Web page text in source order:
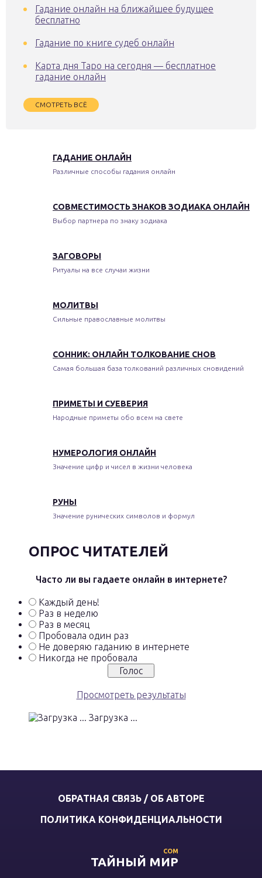
Гадание онлайн на ближайшее будущее
бесплатно
Гадание по книге судеб онлайн
Карта дня Таро на сегодня — бесплатное
гадание онлайн
СМОТРЕТЬ ВСЁ
ГАДАНИЕ ОНЛАЙН
Различные способы гадания онлайн
СОВМЕСТИМОСТЬ ЗНАКОВ ЗОДИАКА ОНЛАЙН
Выбор партнера по знаку зодиака
ЗАГОВОРЫ
Ритуалы на все случаи жизни
МОЛИТВЫ
Сильные православные молитвы
СОННИК: ОНЛАЙН ТОЛКОВАНИЕ СНОВ
Самая большая база толкований различных сновидений
ПРИМЕТЫ И СУЕВЕРИЯ
Народные приметы обо всем на свете
НУМЕРОЛОГИЯ ОНЛАЙН
Значение цифр и чисел в жизни человека
РУНЫ
Значение рунических символов и формул
ОПРОС ЧИТАТЕЛЕЙ
Часто ли вы гадаете онлайн в интернете?
Каждый день!
Раз в неделю
Раз в месяц
Пробовала один раз
Не доверяю гаданию в интернете
Никогда не пробовала
Просмотреть результаты
Загрузка ...
ОБРАТНАЯ СВЯЗЬ / ОБ АВТОРЕ
ПОЛИТИКА КОНФИДЕНЦИАЛЬНОСТИ
ТАЙНЫЙ МИР
COM